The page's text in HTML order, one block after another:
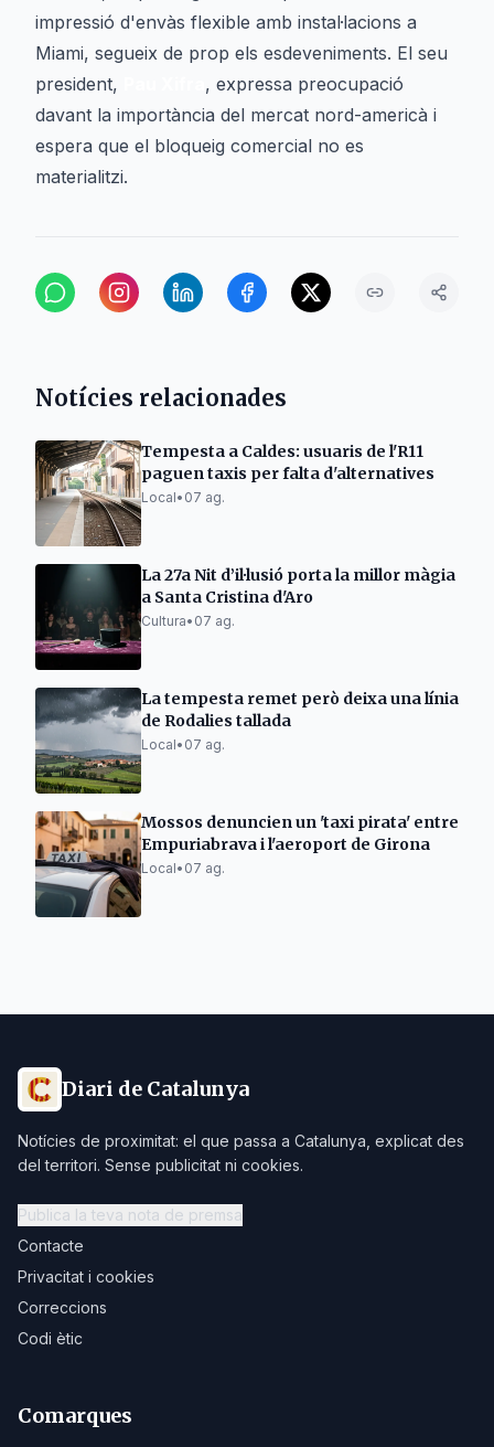
impressió d'envàs flexible amb instal·lacions a
Miami, segueix de prop els esdeveniments. El seu
president,
, expressa preocupació
davant la importància del mercat nord-americà i
espera que el bloqueig comercial no es
materialitzi.
Notícies relacionades
Tempesta a Caldes: usuaris de l'R11
paguen taxis per falta d'alternatives
Local• 07 ag.
La 27a Nit d’il·lusió porta la millor màgia
a Santa Cristina d'Aro
Cultura• 07 ag.
La tempesta remet però deixa una línia
de Rodalies tallada
Local• 07 ag.
Mossos denuncien un 'taxi pirata' entre
Empuriabrava i l'aeroport de Girona
Local• 07 ag.
Diari de Catalunya
Notícies de proximitat: el que passa a Catalunya, explicat des
del territori. Sense publicitat ni cookies.
Publica la teva nota de premsa
Contacte
Privacitat i cookies
Correccions
Codi ètic
Comarques